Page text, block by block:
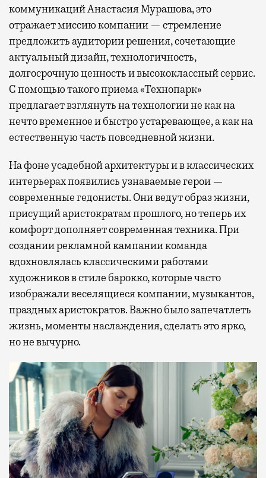
коммуникаций Анастасия Мурашова, это
отражает миссию компании — стремление
предложить аудитории решения, сочетающие
актуальный дизайн, технологичность,
долгосрочную ценность и высококлассный сервис.
С помощью такого приема «Технопарк»
предлагает взглянуть на технологии не как на
нечто временное и быстро устаревающее, а как на
естественную часть повседневной жизни.
На фоне усадебной архитектуры и в классических
интерьерах появились узнаваемые герои —
современные гедонисты. Они ведут образ жизни,
присущий аристократам прошлого, но теперь их
комфорт дополняет современная техника. При
создании рекламной кампании команда
вдохновлялась классическими работами
художников в стиле барокко, которые часто
изображали веселящиеся компании, музыкантов,
праздных аристократов. Важно было запечатлеть
жизнь, моменты наслаждения, сделать это ярко,
но не вычурно.